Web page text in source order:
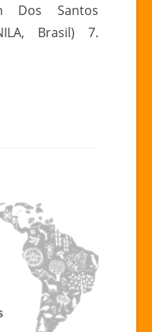
Dos Santos
Brasil) 7.